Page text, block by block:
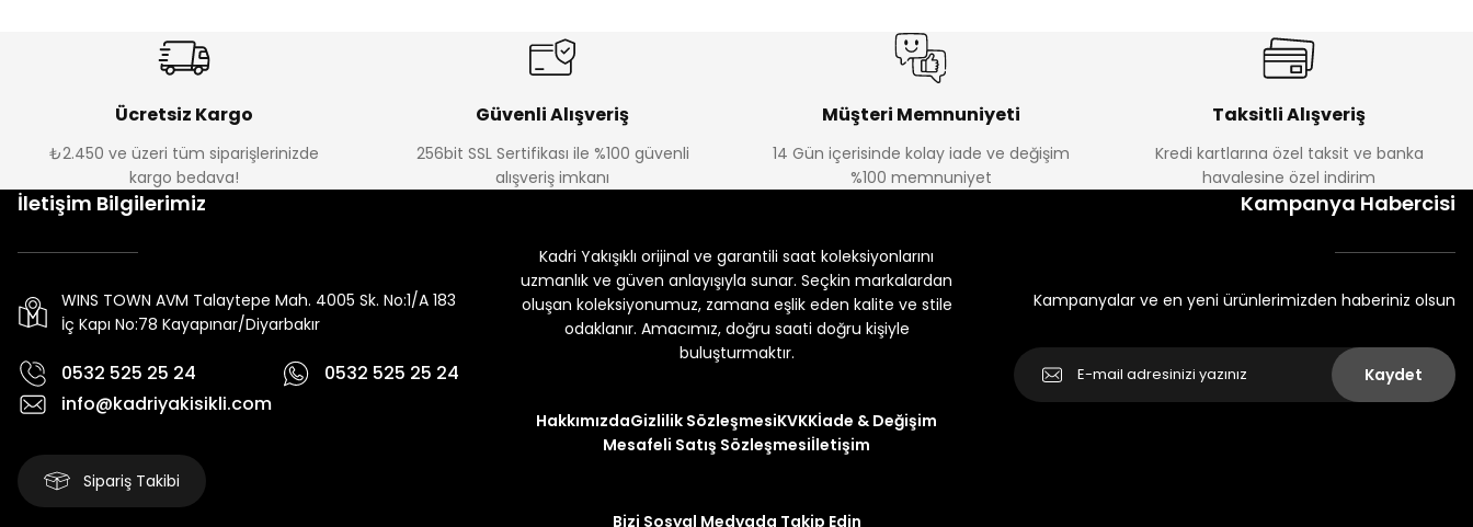
Ücretsiz Kargo
₺2.450 ve üzeri tüm siparişlerinizde
kargo bedava!
Güvenli Alışveriş
256bit SSL Sertifikası ile %100 güvenli
alışveriş imkanı
Müşteri Memnuniyeti
14 Gün içerisinde kolay iade ve değişim
%100 memnuniyet
Taksitli Alışveriş
Kredi kartlarına özel taksit ve banka
havalesine özel indirim
İletişim Bilgilerimiz
WINS TOWN AVM Talaytepe Mah. 4005 Sk. No:1/A 183
İç Kapı No:78 Kayapınar/Diyarbakır
0532 525 25 24
0532 525 25 24
info@kadriyakisikli.com
Sipariş Takibi
Kadri Yakışıklı orijinal ve garantili saat koleksiyonlarını
uzmanlık ve güven anlayışıyla sunar. Seçkin markalardan
oluşan koleksiyonumuz, zamana eşlik eden kalite ve stile
odaklanır. Amacımız, doğru saati doğru kişiyle
buluşturmaktır.
HakkımızdaGizlilik SözleşmesiKVKKİade & Değişim
Mesafeli Satış Sözleşmesiİletişim
Bizi Sosyal Medyada Takip Edin
Kampanya Habercisi
Kampanyalar ve en yeni ürünlerimizden haberiniz olsun
Kaydet